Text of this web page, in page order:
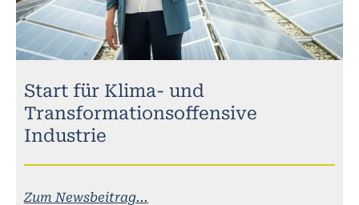
Start für Klima- und
Transformationsoffensive
Industrie
Zum Newsbeitrag...